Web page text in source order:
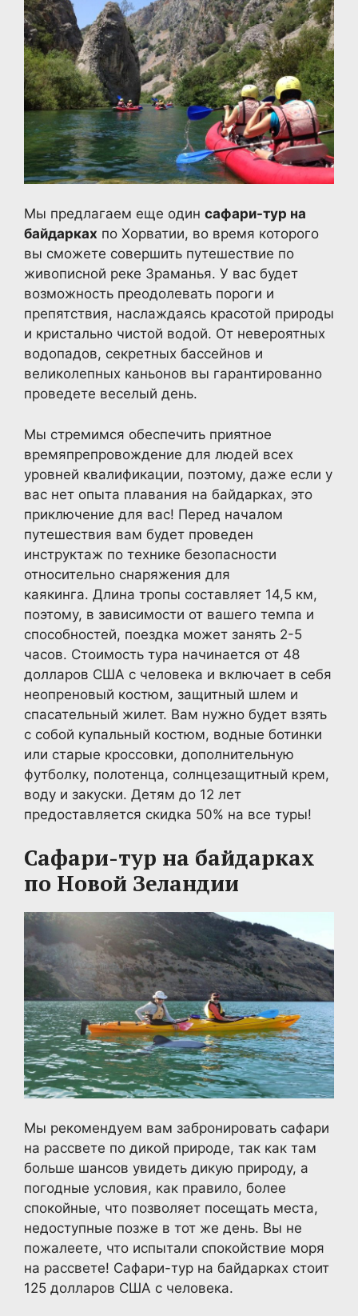
Мы предлагаем еще один сафари-тур на
байдарках по Хорватии, во время которого
вы сможете совершить путешествие по
живописной реке Зраманья. У вас будет
возможность преодолевать пороги и
препятствия, наслаждаясь красотой природы
и кристально чистой водой. От невероятных
водопадов, секретных бассейнов и
великолепных каньонов вы гарантированно
проведете веселый день.
Мы стремимся обеспечить приятное
времяпрепровождение для людей всех
уровней квалификации, поэтому, даже если у
вас нет опыта плавания на байдарках, это
приключение для вас! Перед началом
путешествия вам будет проведен
инструктаж по технике безопасности
относительно снаряжения для
каякинга. Длина тропы составляет 14,5 км,
поэтому, в зависимости от вашего темпа и
способностей, поездка может занять 2-5
часов. Стоимость тура начинается от 48
долларов США с человека и включает в себя
неопреновый костюм, защитный шлем и
спасательный жилет. Вам нужно будет взять
с собой купальный костюм, водные ботинки
или старые кроссовки, дополнительную
футболку, полотенца, солнцезащитный крем,
воду и закуски. Детям до 12 лет
предоставляется скидка 50% на все туры!
Сафари-тур на байдарках
по Новой Зеландии
Мы рекомендуем вам забронировать сафари
на рассвете по дикой природе, так как там
больше шансов увидеть дикую природу, а
погодные условия, как правило, более
спокойные, что позволяет посещать места,
недоступные позже в тот же день. Вы не
пожалеете, что испытали спокойствие моря
на рассвете! Сафари-тур на байдарках стоит
125 долларов США с человека.